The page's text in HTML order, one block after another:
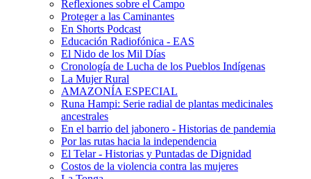
Reflexiones sobre el Campo
Proteger a las Caminantes
En Shorts Podcast
Educación Radiofónica - EAS
El Nido de los Mil Días
Cronología de Lucha de los Pueblos Indígenas
La Mujer Rural
AMAZONÍA ESPECIAL
Runa Hampi: Serie radial de plantas medicinales
ancestrales
En el barrio del jabonero - Historias de pandemia
Por las rutas hacia la independencia
El Telar - Historias y Puntadas de Dignidad
Costos de la violencia contra las mujeres